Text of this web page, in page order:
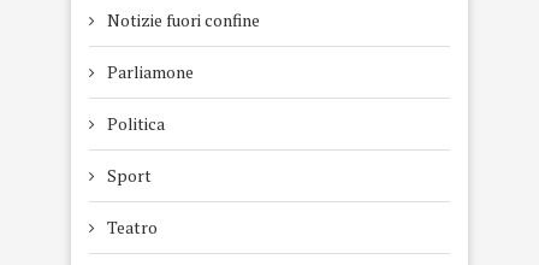
Notizie fuori confine
Parliamone
Politica
Sport
Teatro